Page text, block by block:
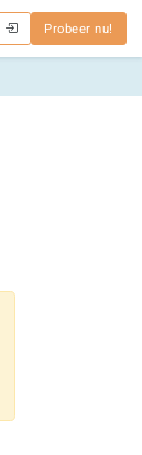
Probeer nu!